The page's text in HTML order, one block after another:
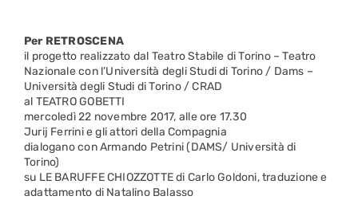
Per RETROSCENA
il progetto realizzato dal Teatro Stabile di Torino – Teatro
Nazionale con l’Università degli Studi di Torino / Dams –
Università degli Studi di Torino / CRAD
al TEATRO GOBETTI
mercoledì 22 novembre 2017, alle ore 17.30
Jurij Ferrini e gli attori della Compagnia
dialogano con Armando Petrini (DAMS/ Università di
Torino)
su LE BARUFFE CHIOZZOTTE di Carlo Goldoni, traduzione e
adattamento di Natalino Balasso